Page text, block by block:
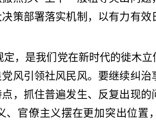
策部署落实机制，以有力有
，是我们党在新时代的徙木立
风引领社风民风。要继续纠
，抓住普遍发生、反复出现
、官僚主义摆在更加突出位置